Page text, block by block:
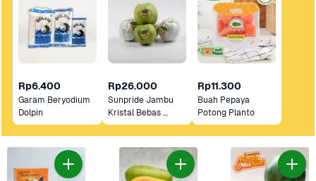
Rp6.400
Garam Beryodium
Dolpin
Rp26.000
Sunpride Jambu
Kristal Bebas
Pestisida
Rp11.300
Buah Pepaya
Potong Planto